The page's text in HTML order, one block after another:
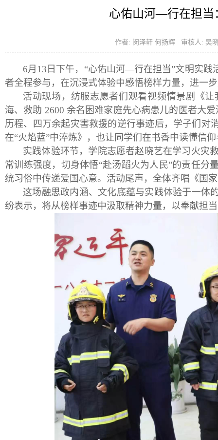
心佑山河—行在担当
作者: 闵泽轩 何扬辉 审核人:
6月 13 日下午，“心佑山河—行在担当”文明实
者全程参与，在沉浸式体验中感悟榜样力量，进一
活动现场，纺服志愿者们观看视频情景剧《
海、救助 2600 余名困难家庭先心病患儿的医者大
历程、四万余起灾害救援的逆行事迹后，学子们对
在“火焰蓝”中淬炼》，也让同学们在书香中读懂信
实践体验环节，学院志愿者赵晓艺在学习火灾
常训练强度，切身体悟“赴汤蹈火为人民”的责任
统习俗中传递爱国心意。活动尾声，全体齐唱《国
这场融思政内涵、文化底蕴与实践体验于一体
纷表示，将从榜样事迹中汲取精神力量，以奉献担